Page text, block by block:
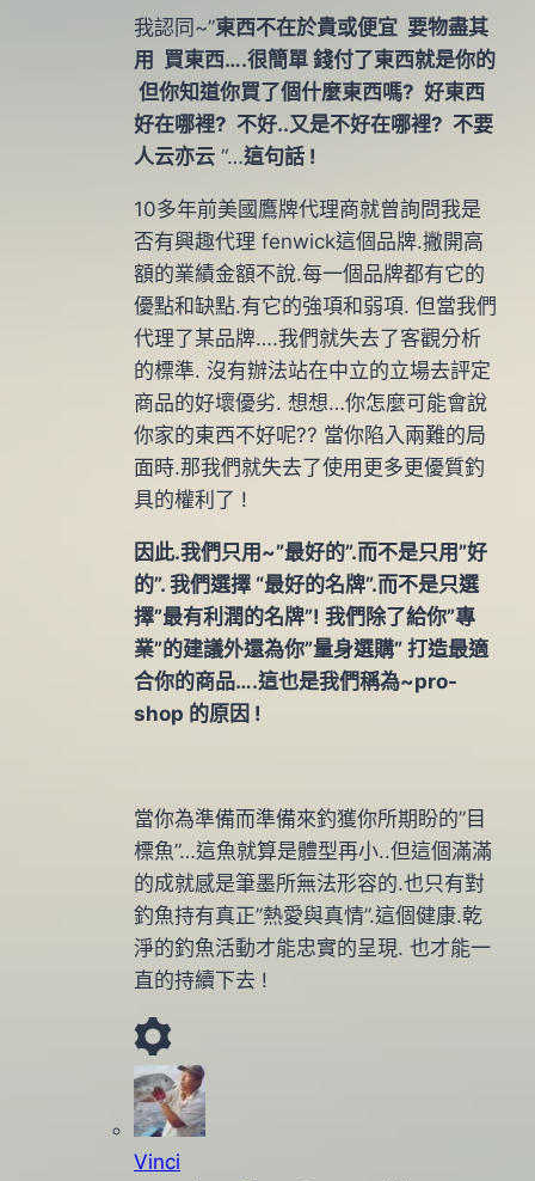
我認同~”東西不在於貴或便宜 要物盡其
用 買東西….很簡單 錢付了東西就是你的
但你知道你買了個什麼東西嗎? 好東西
好在哪裡? 不好..又是不好在哪裡? 不要
人云亦云 “…這句話 !
10多年前美國鷹牌代理商就曾詢問我是
否有興趣代理 fenwick這個品牌.撇開高
額的業績金額不說.每一個品牌都有它的
優點和缺點.有它的強項和弱項. 但當我們
代理了某品牌….我們就失去了客觀分析
的標準. 沒有辦法站在中立的立場去評定
商品的好壞優劣. 想想…你怎麼可能會說
你家的東西不好呢?? 當你陷入兩難的局
面時.那我們就失去了使用更多更優質釣
具的權利了 !
因此.我們只用~”最好的”.而不是只用”好
的”. 我們選擇 “最好的名牌”.而不是只選
擇”最有利潤的名牌”! 我們除了給你”專
業”的建議外還為你”量身選購” 打造最適
合你的商品….這也是我們稱為~pro-
shop 的原因 !
當你為準備而準備來釣獲你所期盼的”目
標魚”…這魚就算是體型再小..但這個滿滿
的成就感是筆墨所無法形容的.也只有對
釣魚持有真正”熱愛與真情”.這個健康.乾
淨的釣魚活動才能忠實的呈現. 也才能一
直的持續下去 !
Vinci